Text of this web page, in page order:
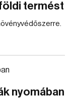
termést
nyomában